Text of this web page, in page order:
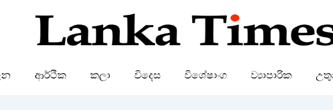
ආර්ථික කලා විදෙස විශේෂාංග ව්‍යාපාරික